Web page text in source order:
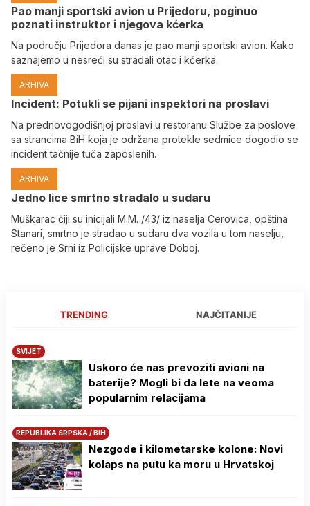
Pao manji sportski avion u Prijedoru, poginuo
poznati instruktor i njegova kćerka
Na području Prijedora danas je pao manji sportski avion. Kako
saznajemo u nesreći su stradali otac i kćerka.
ARHIVA
Incident: Potukli se pijani inspektori na proslavi
Na prednovogodišnjoj proslavi u restoranu Službe za poslove
sa strancima BiH koja je održana protekle sedmice dogodio se
incident tačnije tuča zaposlenih.
ARHIVA
Јedno lice smrtno stradalo u sudaru
Muškarac čiji su inicijali M.M. /43/ iz naselja Cerovica, opština
Stanari, smrtno je stradao u sudaru dva vozila u tom naselju,
rečeno je Srni iz Policijske uprave Doboj.
TRENDING NAJČITANIJE
SVIJET
Uskoro će nas prevoziti avioni na
baterije? Mogli bi da lete na veoma
popularnim relacijama
REPUBLIKA SRPSKA / BIH
Nezgode i kilometarske kolone: Novi
kolaps na putu ka moru u Hrvatskoj